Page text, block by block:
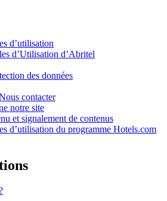
d’utilisation
d’Utilisation d’Abritel
des données
contacter
notre site
et signalement de contenus
d’utilisation du programme Hotels.com